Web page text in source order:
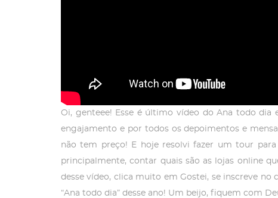
Oi, genteee! Esse é último vídeo do Ana todo
engajamento e por todos os depoimentos e
não tem preço! E hoje resolvi fazer um tour
principalmente, contar quais são as lojas online
desse vídeo, clica muito em Gostei, se inscreve
“Ana todo dia” desse ano! Um beijo, fiquem com